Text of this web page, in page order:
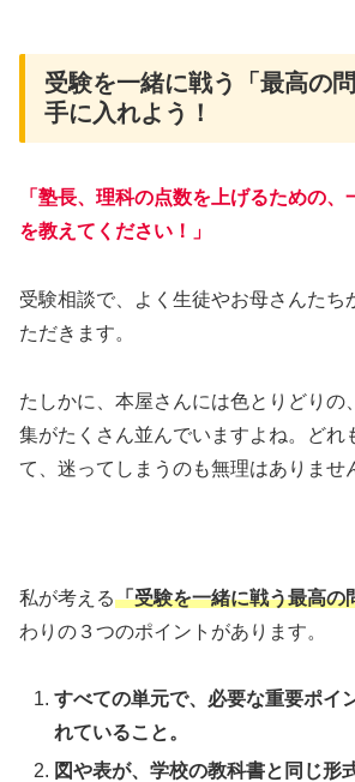
受験を一緒に戦う「最高の問
手に入れよう！
「塾長、理科の点数を上げるための
を教えてください！」
受験相談で、よく生徒やお母さんたち
ただきます。
たしかに、本屋さんには色とりどりの
集がたくさん並んでいますよね。どれ
て、迷ってしまうのも無理はありませ
私が考える「受験を一緒に戦う最高の
わりの３つのポイントがあります。
すべての単元で、必要な重要ポイ
れていること。
図や表が、学校の教科書と同じ形